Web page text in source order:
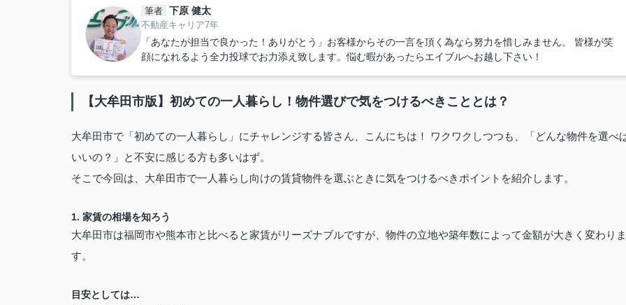
筆者 下原 健太
不動産キャリア7年
「あなたが担当で良かった！ありがとう」お客様からその一言を頂く為なら努力を惜しみません。 皆様が笑
顔になれるよう全力投球でお力添え致します。悩む暇があったらエイブルへお越し下さい！
【大牟田市版】初めての一人暮らし！物件選びで気をつけるべきこととは？
大牟田市で「初めての一人暮らし」にチャレンジする皆さん、こんにちは！ ワクワクしつつも、「どんな物件を選べ
いいの？」と不安に感じる方も多いはず。
そこで今回は、大牟田市で一人暮らし向けの賃貸物件を選ぶときに気をつけるべきポイントを紹介します。
1. 家賃の相場を知ろう
大牟田市は福岡市や熊本市と比べると家賃がリーズナブルですが、物件の立地や築年数によって金額が大きく変わりま
す。
目安としては…